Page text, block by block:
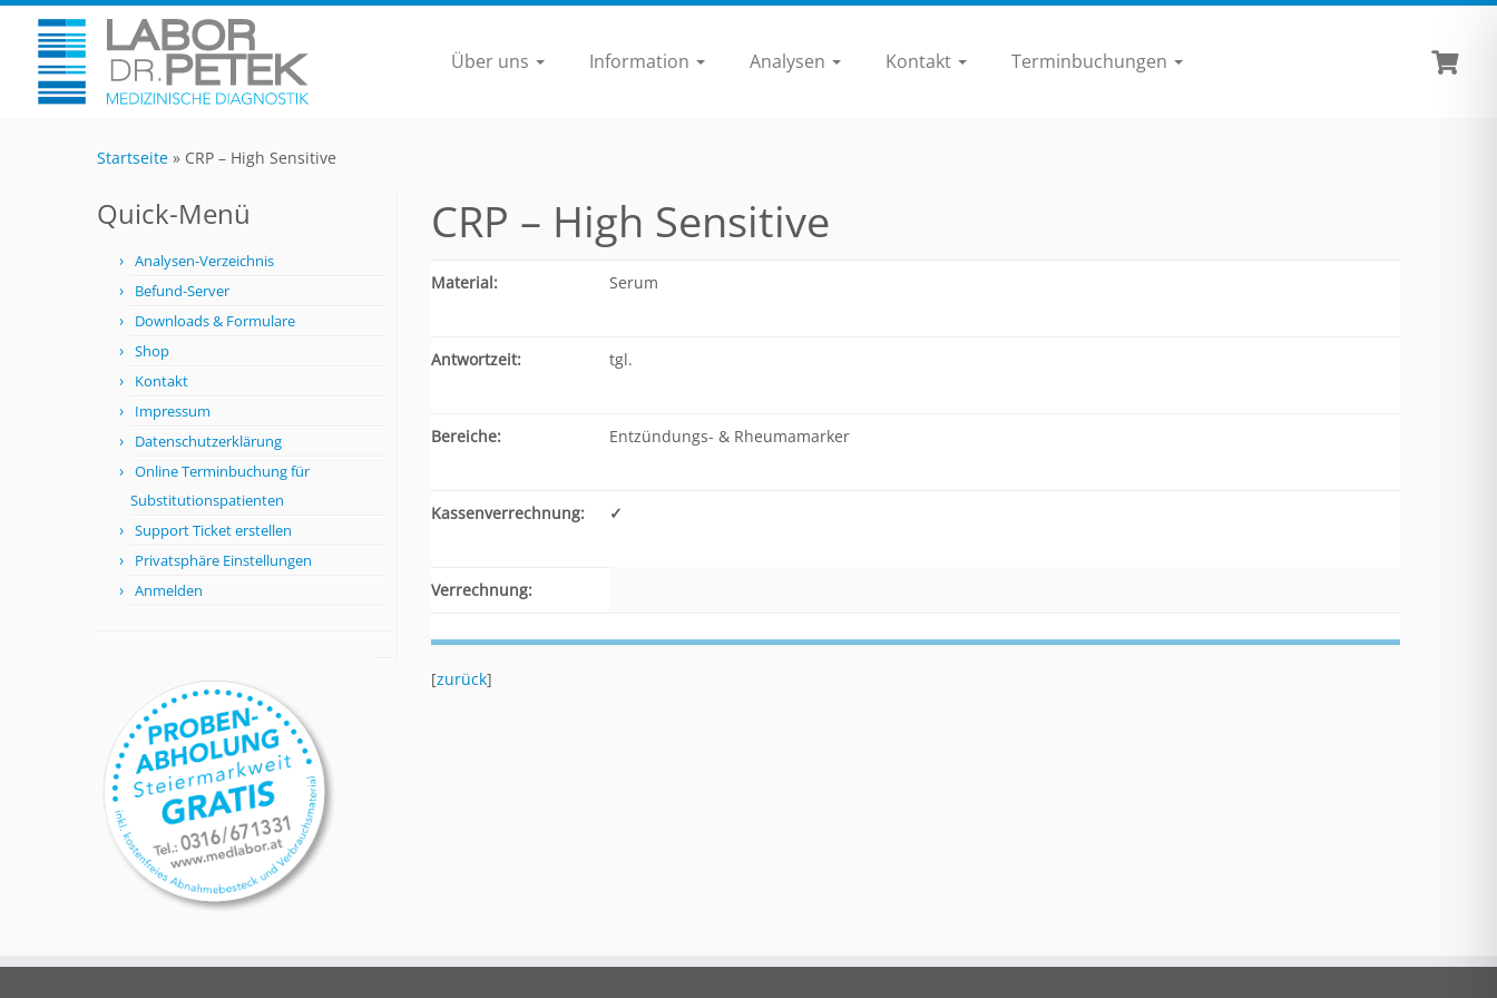
Über uns Information Analysen Kontakt Terminbuchungen
Startseite » CRP – High Sensitive
Quick-Menü
Analysen-Verzeichnis
Befund-Server
Downloads & Formulare
Shop
Kontakt
Impressum
Datenschutzerklärung
Online Terminbuchung für
Substitutionspatienten
Support Ticket erstellen
Privatsphäre Einstellungen
Anmelden
CRP – High Sensitive
Material: Serum
Antwortzeit: tgl.
Bereiche: Entzündungs- & Rheumamarker
Kassenverrechnung: ✓
Verrechnung:
[zurück]